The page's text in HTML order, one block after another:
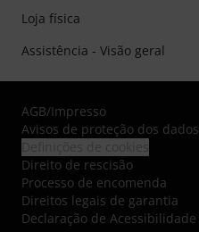
Loja física
Assistência - Visão geral
AGB/Impresso
Avisos de proteção dos dados
Direito de rescisão
Processo de encomenda
Direitos legais de garantia
Declaração de Acessibilidade